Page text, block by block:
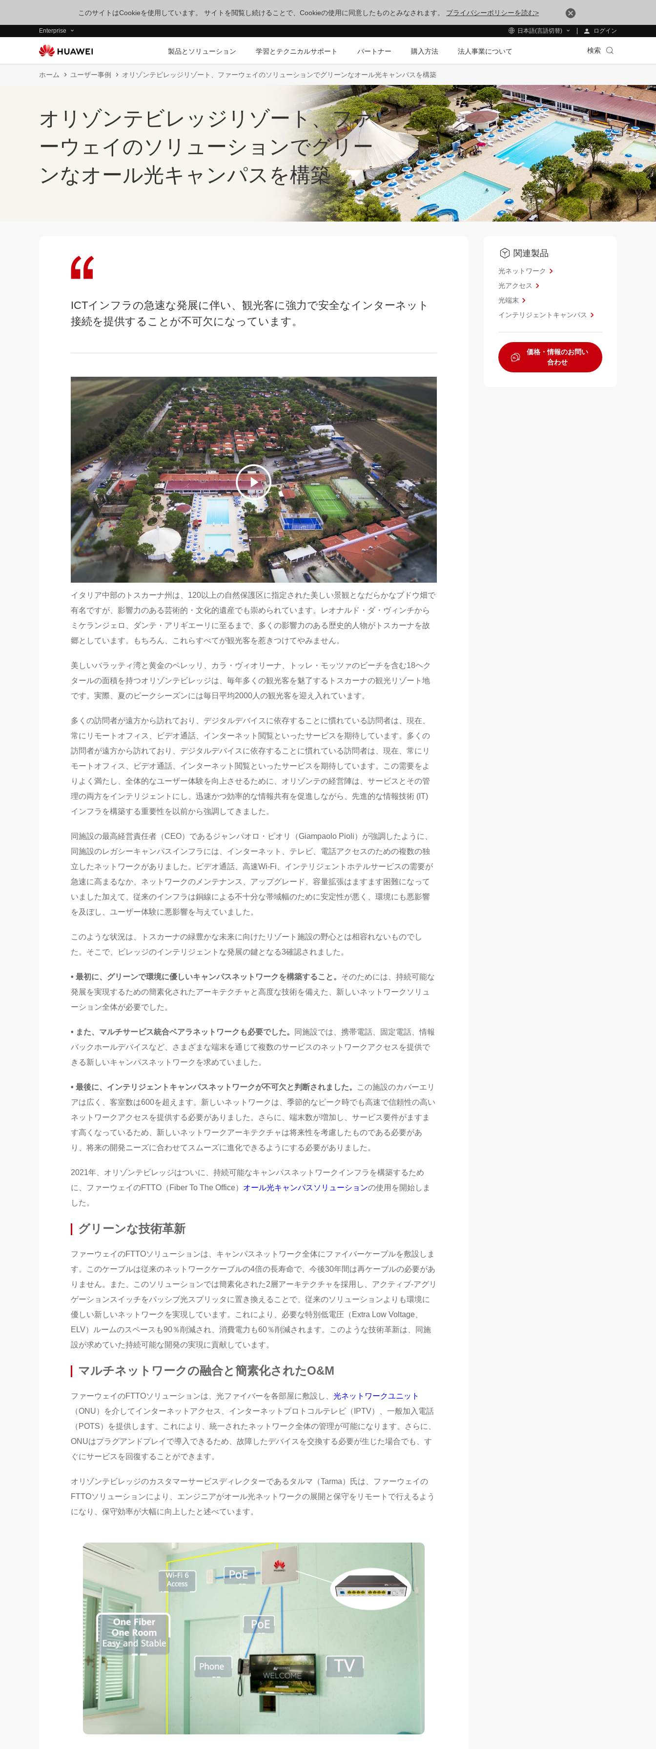
このサイトはCookieを使用しています。 サイトを閲覧し続けることで、Cookieの使用に同意したものとみなされます。 プライバシーポリシーを読む>
Enterprise 日本語(言語切替) ログイン
製品とソリューション 学習とテクニカルサポート パートナー 購入方法 法人事業について 検索
ホーム ユーザー事例 オリゾンテビレッジリゾート、ファーウェイのソリューションでグリーンなオール光キャンパスを構築
オリゾンテビレッジリゾート、ファ
ーウェイのソリューションでグリー
ンなオール光キャンパスを構築
ICTインフラの急速な発展に伴い、観光客に強力で安全なインターネット
接続を提供することが不可欠になっています。
イタリア中部のトスカーナ州は、120以上の自然保護区に指定された美しい景観となだらかなブドウ畑で
有名ですが、影響力のある芸術的・文化的遺産でも崇められています。レオナルド・ダ・ヴィンチから
ミケランジェロ、ダンテ・アリギエーリに至るまで、多くの影響力のある歴史的人物がトスカーナを故
郷としています。もちろん、これらすべてが観光客を惹きつけてやみません。
美しいバラッティ湾と黄金のペレッリ、カラ・ヴィオリーナ、トッレ・モッツァのビーチを含む18ヘク
タールの面積を持つオリゾンテビレッジは、毎年多くの観光客を魅了するトスカーナの観光リゾート地
です。実際、夏のピークシーズンには毎日平均2000人の観光客を迎え入れています。
多くの訪問者が遠方から訪れており、デジタルデバイスに依存することに慣れている訪問者は、現在、
常にリモートオフィス、ビデオ通話、インターネット閲覧といったサービスを期待しています。多くの
訪問者が遠方から訪れており、デジタルデバイスに依存することに慣れている訪問者は、現在、常にリ
モートオフィス、ビデオ通話、インターネット閲覧といったサービスを期待しています。この需要をよ
りよく満たし、全体的なユーザー体験を向上させるために、オリゾンテの経営陣は、サービスとその管
理の両方をインテリジェントにし、迅速かつ効率的な情報共有を促進しながら、先進的な情報技術 (IT)
インフラを構築する重要性を以前から強調してきました。
同施設の最高経営責任者（CEO）であるジャンパオロ・ピオリ（Giampaolo Pioli）が強調したように、
同施設のレガシーキャンパスインフラには、インターネット、テレビ、電話アクセスのための複数の独
立したネットワークがありました。ビデオ通話、高速Wi-Fi、インテリジェントホテルサービスの需要が
急速に高まるなか、ネットワークのメンテナンス、アップグレード、容量拡張はますます困難になって
いました加えて、従来のインフラは銅線による不十分な帯域幅のために安定性が悪く、環境にも悪影響
を及ぼし、ユーザー体験に悪影響を与えていました。
このような状況は、トスカーナの緑豊かな未来に向けたリゾート施設の野心とは相容れないものでし
た。そこで、ビレッジのインテリジェントな発展の鍵となる3確認されました。
• 最初に、グリーンで環境に優しいキャンパスネットワークを構築すること。 そのためには、持続可能な
発展を実現するための簡素化されたアーキテクチャと高度な技術を備えた、新しいネットワークソリュ
ーション全体が必要でした。
• また、マルチサービス統合ベアラネットワークも必要でした。
同施設では、携帯電話、固定電話、情報
バックホールデバイスなど、さまざまな端末を通じて複数のサービスのネットワークアクセスを提供で
きる新しいキャンパスネットワークを求めていました。
• 最後に、インテリジェントキャンパスネットワークが不可欠と判断されました。
この施設のカバーエリ
アは広く、客室数は600を超えます。新しいネットワークは、季節的なピーク時でも高速で信頼性の高い
ネットワークアクセスを提供する必要がありました。さらに、端末数が増加し、サービス要件がますま
す高くなっているため、新しいネットワークアーキテクチャは将来性を考慮したものである必要があ
り、将来の開発ニーズに合わせてスムーズに進化できるようにする必要がありました。
2021年、オリゾンテビレッジはついに、持続可能なキャンパスネットワークインフラを構築するため
に、ファーウェイのFTTO（Fiber To The Office） オール光キャンパスソリューションの使用を開始しま
した。
グリーンな技術革新
ファーウェイのFTTOソリューションは、キャンパスネットワーク全体にファイバーケーブルを敷設しま
す。このケーブルは従来のネットワークケーブルの4倍の長寿命で、今後30年間は再ケーブルの必要があ
りません。また、このソリューションでは簡素化された2層アーキテクチャを採用し、アクティブ-アグリ
ゲーションスイッチをパッシブ光スプリッタに置き換えることで、従来のソリューションよりも環境に
優しい新しいネットワークを実現しています。これにより、必要な特別低電圧（Extra Low Voltage、
ELV）ルームのスペースも90％削減され、消費電力も60％削減されます。このような技術革新は、同施
設が求めていた持続可能な開発の実現に貢献しています。
マルチネットワークの融合と簡素化されたO&M
ファーウェイのFTTOソリューションは、光ファイバーを各部屋に敷設し、 光ネットワークユニット
（ONU）を介してインターネットアクセス、インターネットプロトコルテレビ（IPTV）、一般加入電話
（POTS）を提供します。これにより、統一されたネットワーク全体の管理が可能になります。さらに、
ONUはプラグアンドプレイで導入できるため、故障したデバイスを交換する必要が生じた場合でも、す
ぐにサービスを回復することができます。
オリゾンテビレッジのカスタマーサービスディレクターであるタルマ（Tarma）氏は、ファーウェイの
FTTOソリューションにより、エンジニアがオール光ネットワークの展開と保守をリモートで行えるよう
になり、保守効率が大幅に向上したと述べています。
関連製品
光ネットワーク
光アクセス
光端末
インテリジェントキャンパス
価格・情報のお問い
合わせ